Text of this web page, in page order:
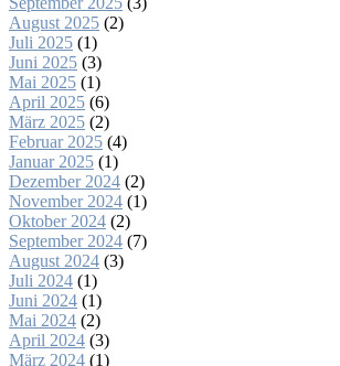
August 2025 (2)
Juli 2025 (1)
Juni 2025 (3)
Mai 2025 (1)
April 2025 (6)
März 2025 (2)
Februar 2025 (4)
Januar 2025 (1)
Dezember 2024 (2)
November 2024 (1)
Oktober 2024 (2)
September 2024 (7)
August 2024 (3)
Juli 2024 (1)
Juni 2024 (1)
Mai 2024 (2)
April 2024 (3)
März 2024 (1)